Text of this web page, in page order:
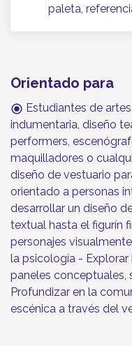
paleta,
Orientado para
radio_button_checked Estudiantes de
indumentaria, diseño
performers,
maquilladores o
diseño de vestuario
orientado a personas
desarrollar un diseño
textual hasta el figurín
personajes
la psicología -
paneles conceptuales,
Profundizar en la
escénica a través del